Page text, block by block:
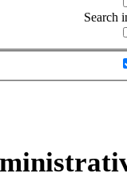
Search